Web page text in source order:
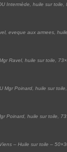
Intermède, huile sur toile,
eveque aux armees,
Ravel, huile sur toile,
Mgr Poinard, huile sur
Poinard, huile sur toile,
Viens – Huile sur toile –